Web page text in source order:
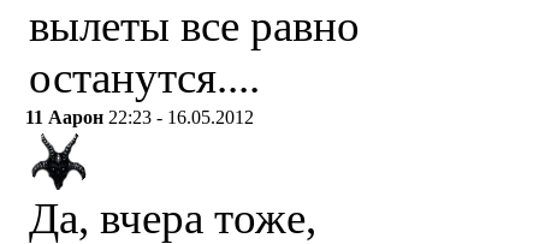
вылеты все равно
останутся....
11 Аарон 22:23 - 16.05.2012
Да, вчера тоже,